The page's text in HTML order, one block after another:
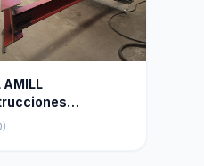
AMILL